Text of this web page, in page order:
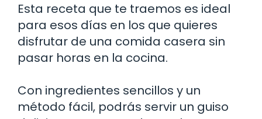
Esta receta que te traemos es ideal
para esos días en los que quieres
disfrutar de una comida casera sin
pasar horas en la cocina.
Con ingredientes sencillos y un
método fácil, podrás servir un guiso